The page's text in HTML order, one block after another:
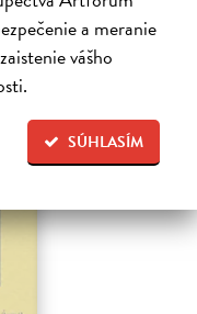
a meranie
vášho
SÚHLASÍM
na sklade